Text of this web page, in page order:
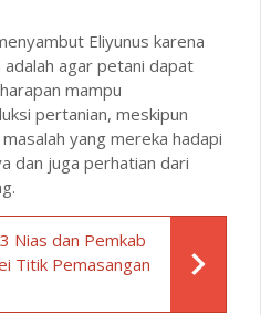
Eliyunus karena
agar petani dapat
mampu
pertanian, meskipun
yang mereka hadapi
dan juga perhatian dari
Nias dan Pemkab
Titik Pemasangan